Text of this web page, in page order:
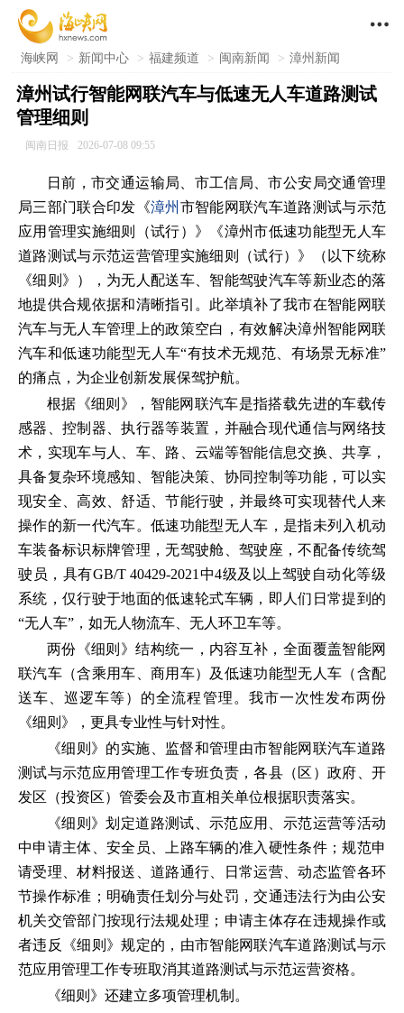

海峡网 > 新闻中心 > 福建频道 > 闽南新闻 > 漳州新闻
漳州试行智能网联汽车与低速无人车道路测试
管理细则
闽南日报 2026-07-08 09:55
日前，市交通运输局、市工信局、市公安局交通管理
局三部门联合印发《漳州 市智能网联汽车道路测试与示范
应用管理实施细则（试行）》《漳州市低速功能型无人车
道路测试与示范运营管理实施细则（试行）》（以下统称
《细则》），为无人配送车、智能驾驶汽车等新业态的落
地提供合规依据和清晰指引。此举填补了我市在智能网联
汽车与无人车管理上的政策空白，有效解决漳州智能网联
汽车和低速功能型无人车“有技术无规范、有场景无标准”
的痛点，为企业创新发展保驾护航。
根据《细则》，智能网联汽车是指搭载先进的车载传
感器、控制器、执行器等装置，并融合现代通信与网络技
术，实现车与人、车、路、云端等智能信息交换、共享，
具备复杂环境感知、智能决策、协同控制等功能，可以实
现安全、高效、舒适、节能行驶，并最终可实现替代人来
操作的新一代汽车。低速功能型无人车，是指未列入机动
车装备标识标牌管理，无驾驶舱、驾驶座，不配备传统驾
驶员，具有GB/T 40429-2021中4级及以上驾驶自动化等级
系统，仅行驶于地面的低速轮式车辆，即人们日常提到的
“无人车”，如无人物流车、无人环卫车等。
两份《细则》结构统一，内容互补，全面覆盖智能网
联汽车（含乘用车、商用车）及低速功能型无人车（含配
送车、巡逻车等）的全流程管理。我市一次性发布两份
《细则》，更具专业性与针对性。
《细则》的实施、监督和管理由市智能网联汽车道路
测试与示范应用管理工作专班负责，各县（区）政府、开
发区（投资区）管委会及市直相关单位根据职责落实。
《细则》划定道路测试、示范应用、示范运营等活动
中申请主体、安全员、上路车辆的准入硬性条件；规范申
请受理、材料报送、道路通行、日常运营、动态监管各环
节操作标准；明确责任划分与处罚，交通违法行为由公安
机关交管部门按现行法规处理；申请主体存在违规操作或
者违反《细则》规定的，由市智能网联汽车道路测试与示
范应用管理工作专班取消其道路测试与示范运营资格。
《细则》还建立多项管理机制。